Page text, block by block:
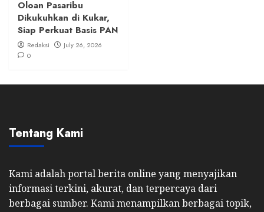
Oloan Pasaribu
Dikukuhkan di Kukar,
Siap Perkuat Basis PAN
Redaksi
July 26, 2026
0
Tentang Kami
Kami adalah portal berita online yang menyajikan
informasi terkini, akurat, dan terpercaya dari
berbagai sumber. Kami menampilkan berbagai topik,